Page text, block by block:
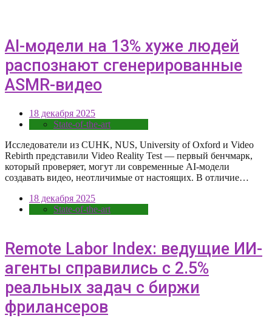
AI-модели на 13% хуже людей
распознают сгенерированные
ASMR-видео
18 декабря 2025
State-of-the-art
Исследователи из CUHK, NUS, University of Oxford и Video
Rebirth представили Video Reality Test — первый бенчмарк,
который проверяет, могут ли современные AI-модели
создавать видео, неотличимые от настоящих. В отличие…
18 декабря 2025
State-of-the-art
Remote Labor Index: ведущие ИИ-
агенты справились с 2.5%
реальных задач с биржи
фрилансеров